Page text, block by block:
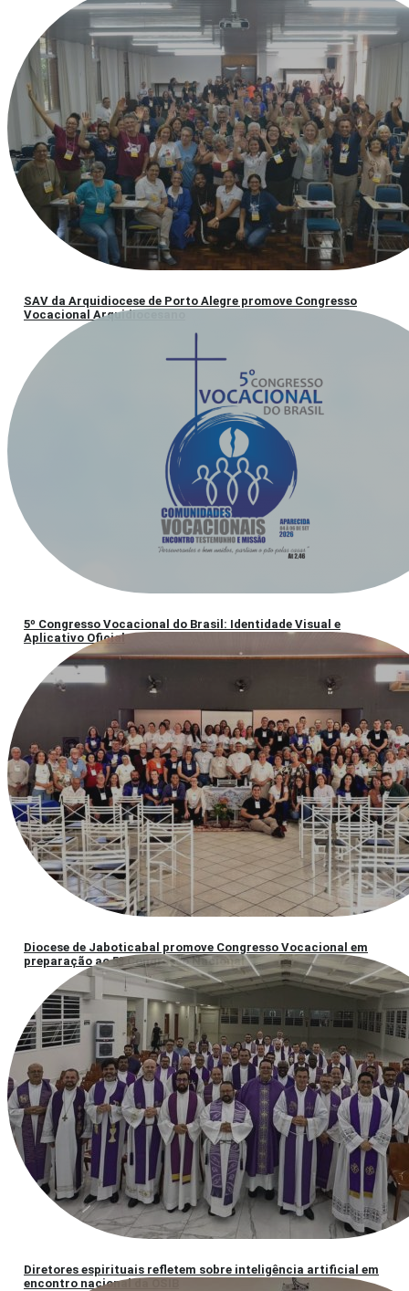
SAV da Arquidiocese de Porto Alegre promove Congresso
Vocacional Arquidiocesano
5º Congresso Vocacional do Brasil: Identidade Visual e
Aplicativo Oficial
Diocese de Jaboticabal promove Congresso Vocacional em
preparação ao 5º Congresso Nacional
Diretores espirituais refletem sobre inteligência artificial em
encontro nacional da OSIB